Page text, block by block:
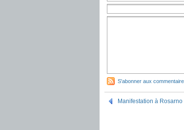
S'abonner aux
Manifestation à